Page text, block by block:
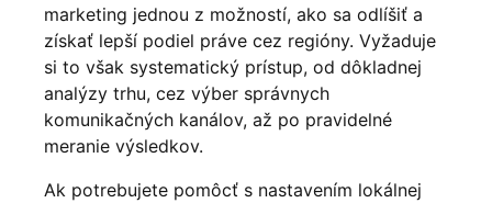
marketing jednou z možností, ako sa odlíšiť a
získať lepší podiel práve cez regióny. Vyžaduje
si to však systematický prístup, od dôkladnej
analýzy trhu, cez výber správnych
komunikačných kanálov, až po pravidelné
meranie výsledkov.
Ak potrebujete pomôcť s nastavením lokálnej